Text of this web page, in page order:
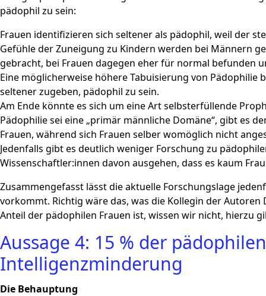
pädophil zu sein:
Frauen identifizieren sich seltener als pädophil, weil der
Gefühle der Zuneigung zu Kindern werden bei Männern
gebracht, bei Frauen dagegen eher für normal befunden
Eine möglicherweise höhere Tabuisierung von Pädophilie
seltener zugeben, pädophil zu sein.
Am Ende könnte es sich um eine Art selbsterfüllende
Pädophilie sei eine „primär männliche Domäne“, gibt es
Frauen, während sich Frauen selber womöglich nicht
Jedenfalls gibt es deutlich weniger Forschung zu
Wissenschaftler:innen davon ausgehen, dass es kaum
Zusammengefasst lässt die aktuelle Forschungslage
vorkommt. Richtig wäre das, was die Kollegin der Autoren
Anteil der pädophilen Frauen ist, wissen wir nicht, hierzu
Aussage 4: 15 % der
Intelligenzminderung
Die Behauptung